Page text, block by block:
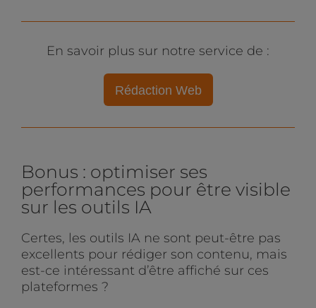
En savoir plus sur notre service de :
Rédaction Web
Bonus : optimiser ses
performances pour être visible
sur les outils IA
Certes, les outils IA ne sont peut-être pas
excellents pour rédiger son contenu, mais
est-ce intéressant d’être affiché sur ces
plateformes ?